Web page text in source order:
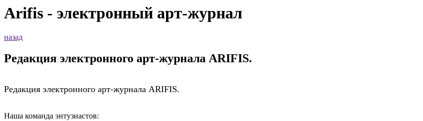
Arifis - электронный арт-журнал
назад
Редакция электронного арт-журнала ARIFIS.
Редакция электронного арт-журнала ARIFIS.
Наша команда энтузиастов: